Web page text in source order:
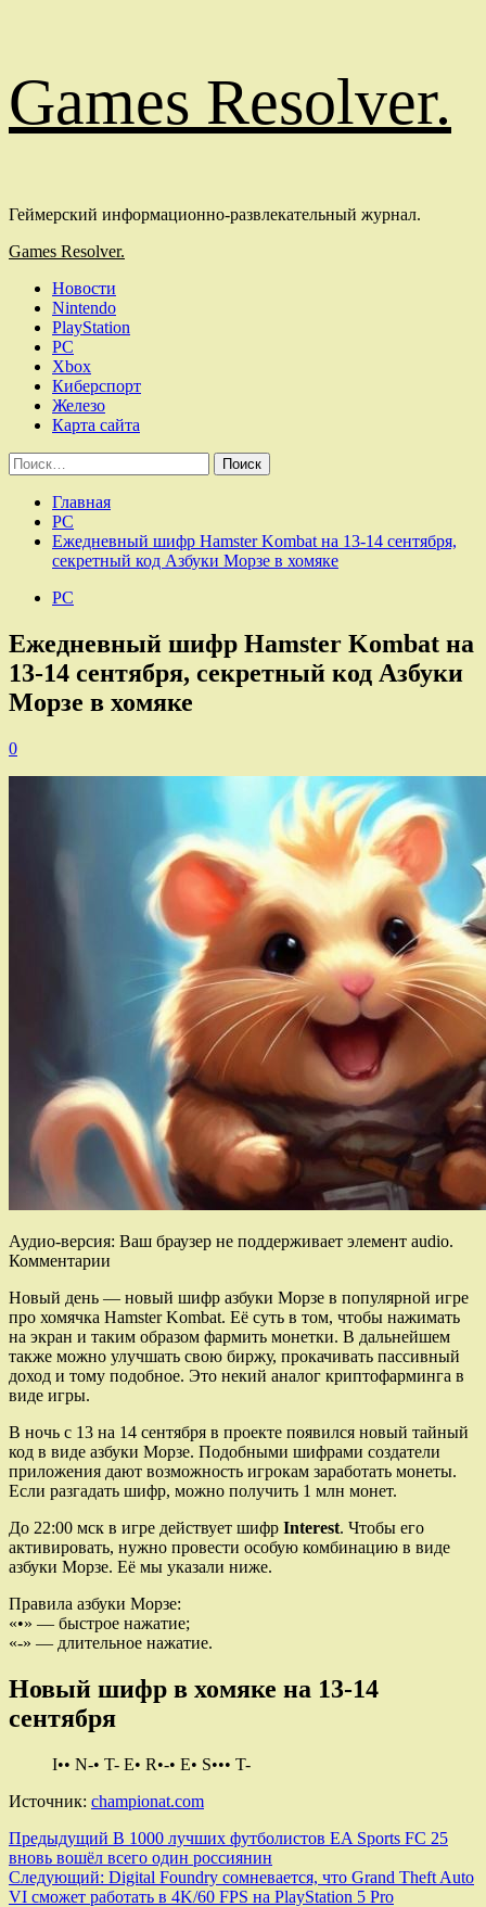
к
содержимому
Games Resolver.
Геймерский информационно-развлекательный журнал.
Основное
Games Resolver.
Новости
Nintendo
PlayStation
PC
Xbox
Киберспорт
Железо
Карта сайта
Найти:
Главная
PC
Ежедневный шифр Hamster Kombat на 13-14 сентября,
секретный код Азбуки Морзе в хомяке
PC
Ежедневный шифр Hamster Kombat на
13-14 сентября, секретный код Азбуки
Морзе в хомяке
0
Аудио-версия: Ваш браузер не поддерживает элемент audio.
Комментарии
Новый день — новый шифр азбуки Морзе в популярной игре
про хомячка Hamster Kombat. Её суть в том, чтобы нажимать
на экран и таким образом фармить монетки. В дальнейшем
также можно улучшать свою биржу, прокачивать пассивный
доход и тому подобное. Это некий аналог криптофарминга в
виде игры.
В ночь с 13 на 14 сентября в проекте появился новый тайный
код в виде азбуки Морзе. Подобными шифрами создатели
приложения дают возможность игрокам заработать монеты.
Если разгадать шифр, можно получить 1 млн монет.
До 22:00 мск в игре действует шифр Interest. Чтобы его
активировать, нужно провести особую комбинацию в виде
азбуки Морзе. Её мы указали ниже.
Правила азбуки Морзе:
«•» — быстрое нажатие;
«-» — длительное нажатие.
Новый шифр в хомяке на 13-14
сентября
I•• N-• T- E• R•-• E• S••• T-
Источник: championat.com
Навигация
записи
Предыдущий В 1000 лучших футболистов EA Sports FC 25
вновь вошёл всего один россиянин
Следующий: Digital Foundry сомневается, что Grand Theft Auto
VI сможет работать в 4K/60 FPS на PlayStation 5 Pro